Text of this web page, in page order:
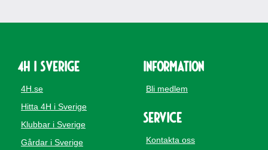
4H i Sverige
4H.se
Hitta 4H i Sverige
Klubbar i Sverige
Gårdar i Sverige
Information
Bli medlem
Service
Kontakta oss